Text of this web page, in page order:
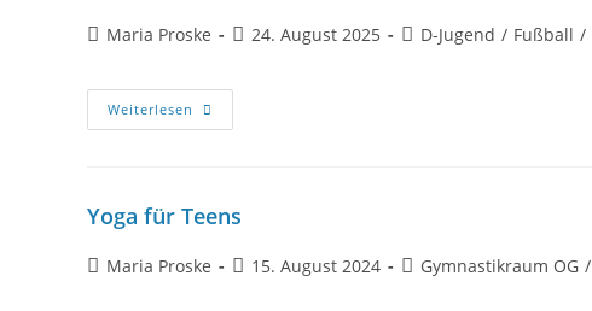
Maria Proske 24. August 2025 D-Jugend / Fußball /
Weiterlesen
Yoga für Teens
Maria Proske 15. August 2024 Gymnastikraum OG /